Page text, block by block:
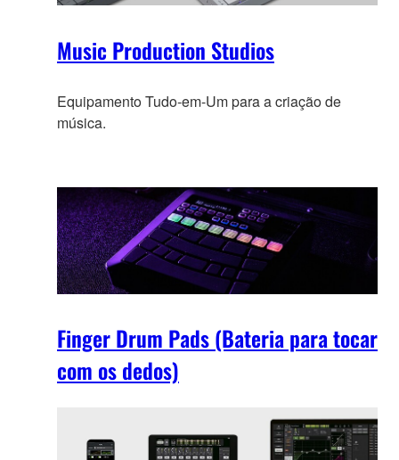
Music Production Studios
Equipamento Tudo-em-Um para a criação de
música.
Finger Drum Pads (Bateria para tocar
com os dedos)